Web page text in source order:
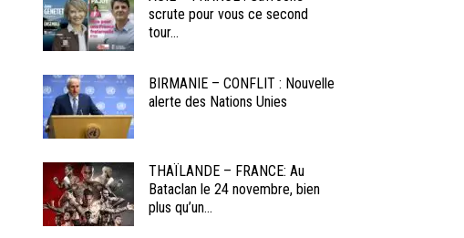
scrute pour vous ce second
tour...
BIRMANIE – CONFLIT : Nouvelle
alerte des Nations Unies
THAÏLANDE – FRANCE: Au
Bataclan le 24 novembre, bien
plus qu’un...